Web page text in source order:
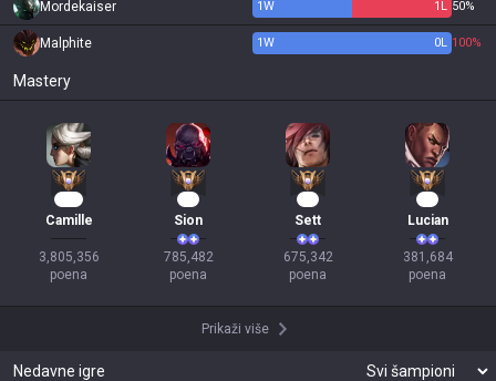
Mordekaiser 1W 1 L 50%
Malphite 1W 0L 100%
Mastery
Camille
3,805,356
poena
Sion
785,482
poena
Sett
675,342
poena
Lucian
381,684
poena
Prikaži više
Nedavne igre